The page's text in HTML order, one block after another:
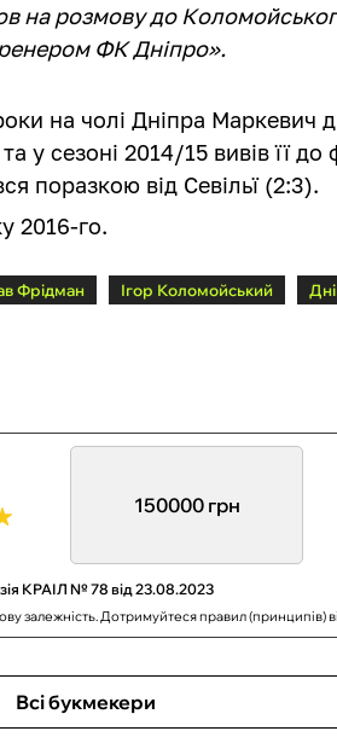
на розмову до
ФК Дніпро».
на чолі Дніпра Маркевич
сезоні 2014/15 вивів її до
поразкою від Севільї (2:3).
2016-го.
Фрідман Ігор Коломойський
150000 грн
КРАІЛ № 78 від 23.08.2023
залежність. Дотримуйтеся правил (принципів)
Всі букмекери